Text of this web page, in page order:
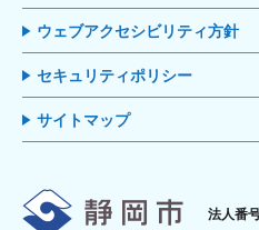
ウェブアクセシビリティ方針
セキュリティポリシー
サイトマップ
静岡
法人番